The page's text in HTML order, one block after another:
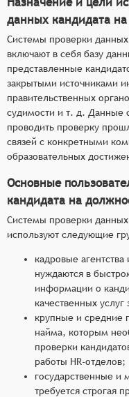
данных кандидата
Системы проверки
включают в себя базу
представленные
закрытыми источниками
правительственных
судимости и т. д. Данные
проводить проверку
связей с конкретными
образовательных
Основные
кандидата на
Системы проверки
используют следующие
кадровые
нуждаются в
информации о
качественных услуг
крупные и средние
найма, которым
проверки
работы HR-отделов;
государственные и
требуется строгая